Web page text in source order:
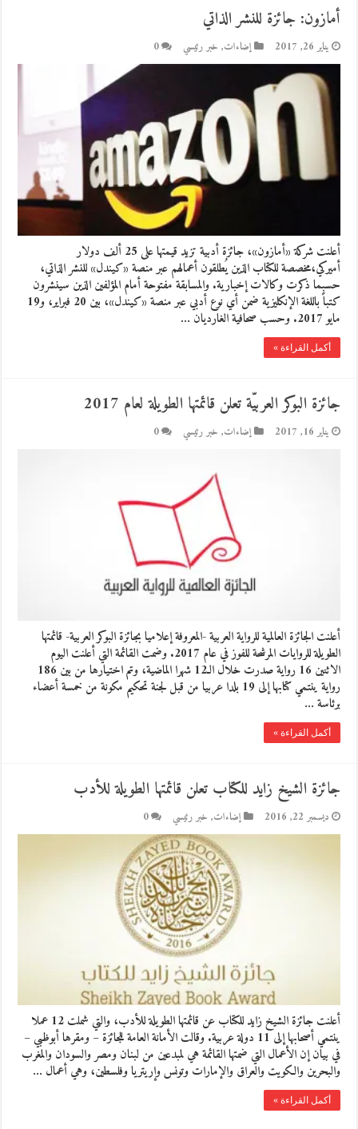
أمازون: جائزة للنشر الذاتي
يناير 26, 2017 إضاءات, خبر رئيسي 0
أعلنت شركة «أمازون»، جائزة أدبية تزيد قيمتها على 25 ألف دولار
أميركي،مخصصة للكتاب الذين يُطلقون أعمالهم عبر منصة «كيندل» للنشر الذاتي،
حسبما ذكرت وكالات إخبارية. والمسابقة مفتوحة أمام المؤلفين الذين سينشرون
كتباً باللغة الإنكليزية ضمن أي نوع أدبي عبر منصة «كيندل»، بين 20 فبراير، و19
مايو 2017. وحسب صحافية الغارديان …
أكمل القراءة »
جائزة البوكر العربيّة تعلن قائمتها الطويلة لعام 2017
يناير 16, 2017 إضاءات, خبر رئيسي 0
أعلنت الجائزة العالمية للرواية العربية -المعروفة إعلاميا بجائزة البوكر العربية- قائمتها
الطويلة للروايات المرشحة للفوز في عام 2017. وضمت القائمة التي أعلنت اليوم
الاثنين 16 رواية صدرت خلال الـ12 شهرا الماضية، وتم اختيارها من بين 186
رواية ينتمي كتابها إلى 19 بلدا عربيا من قبل لجنة تحكيم مكونة من خمسة أعضاء
برئاسة …
أكمل القراءة »
جائزة الشيخ زايد للكتاب تعلن قائمتها الطويلة للأدب
ديسمبر 22, 2016 إضاءات, خبر رئيسي 0
أعلنت جائزة الشيخ زايد للكتاب عن قائمتها الطويلة للأدب، والتي شملت 12 عملا
ينتمي أصحابها إلى 11 دولة عربية. وقالت الأمانة العامة للجائزة – ومقرها أبوظبي –
في بيان إن الأعمال التي ضمتها القائمة هي لمبدعين من لبنان ومصر والسودان والمغرب
والبحرين والكويت والعراق والإمارات وتونس وإريتريا وفلسطين، وهي أعمال …
أكمل القراءة »